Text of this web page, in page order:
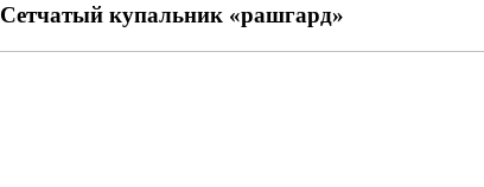
Сетчатый купальник «рашгард»